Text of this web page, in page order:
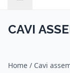
CAVI
Home /